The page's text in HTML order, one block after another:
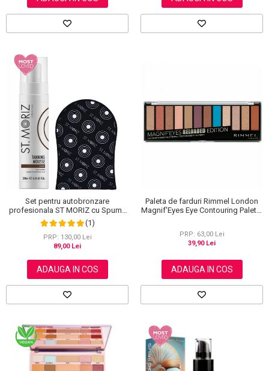
Set pentru autobronzare
profesionala ST MORIZ cu Spuma
Dark Fast Drying si Manusa Velvet
Tanning Mitt
(1)
PRP: 130,00 Lei
89,00 Lei
ADAUGA IN COS
Paleta de farduri Rimmel London
Magnif'Eyes Eye Contouring Palette
PRP: 63,00 Lei
39,90 Lei
ADAUGA IN COS